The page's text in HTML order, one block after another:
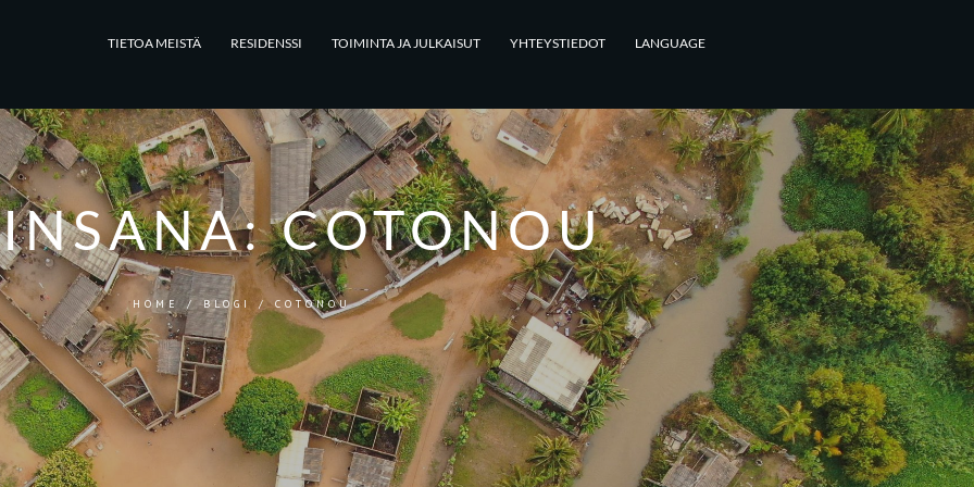
TIETOA MEISTÄ RESIDENSSI TOIMINTA JA JULKAISUT YHTEYSTIEDOT LANGUAGE
COTONOU
HOME /BLOGI / COTONOU